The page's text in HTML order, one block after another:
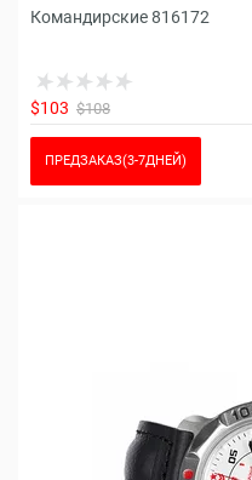
Командирские 816172
$103 $108
ПРЕДЗАКАЗ(3-7ДНЕЙ)